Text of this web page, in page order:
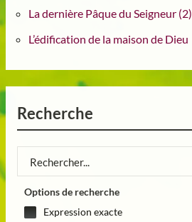
La dernière Pâque du Seigneur (2)
L’édification de la maison de Dieu
Recherche
Options de recherche
Expression exacte